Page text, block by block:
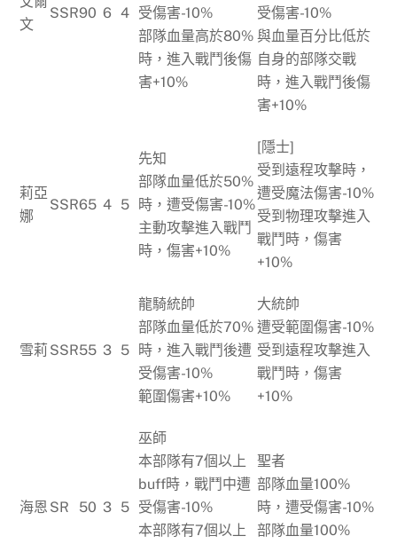
文
SSR90 6 4 受傷害-10%
部隊血量高於80%
時，進入戰鬥後傷
害+10%
受傷害-10%
與血量百分比低於
自身的部隊交戰
時，進入戰鬥後傷
害+10%
莉亞
娜
SSR65 4 5
先知
部隊血量低於50%
時，遭受傷害-10%
主動攻擊進入戰鬥
時，傷害+10%
[隱士]
受到遠程攻擊時，
遭受魔法傷害-10%
受到物理攻擊進入
戰鬥時，傷害
+10%
雪莉 SSR55 3 5
龍騎統帥
部隊血量低於70%
時，進入戰鬥後遭
受傷害-10%
範圍傷害+10%
大統帥
遭受範圍傷害-10%
受到遠程攻擊進入
戰鬥時，傷害
+10%
海恩 SR 50 3 5
巫師
本部隊有7個以上
buff時，戰鬥中遭
受傷害-10%
本部隊有7個以上
聖者
部隊血量100%
時，遭受傷害-10%
部隊血量100%